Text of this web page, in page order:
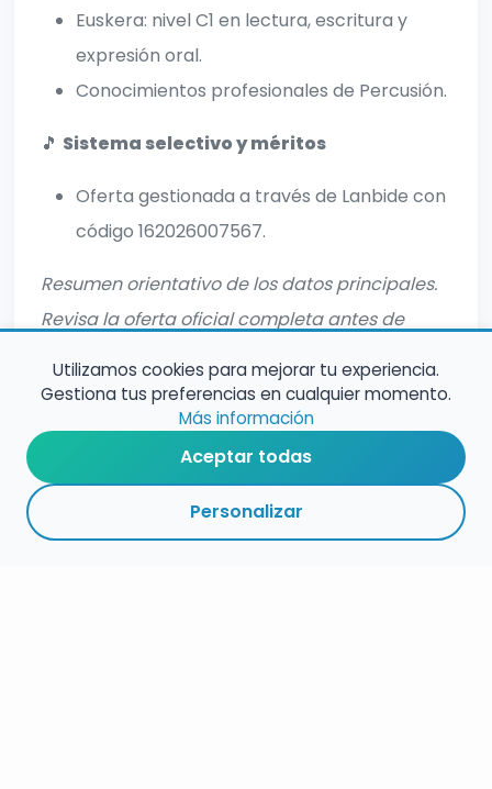
Euskera: nivel C1 en lectura, escritura y
expresión oral.
Conocimientos profesionales de Percusión.
🎵 Sistema selectivo y méritos
Oferta gestionada a través de Lanbide con
código 162026007567.
Resumen orientativo de los datos principales.
Revisa la oferta oficial completa antes de
RESUMEN PLAZOS ESPECIALIDAD ENLACES SEGUIR
Utilizamos cookies para mejorar tu experiencia.
Gestiona tus preferencias en cualquier momento.
Más información
Aceptar todas
Personalizar